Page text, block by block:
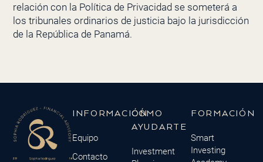
relación con la Política de Privacidad se someterá a
los tribunales ordinarios de justicia bajo la jurisdicción
de la República de Panamá.
INFORMACIÓN
Equipo
Contacto
CÓMO
AYUDARTE
Investment
FORMACIÓN
Smart
Investing